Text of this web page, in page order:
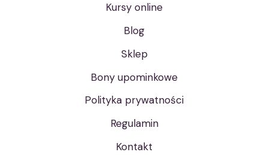
Kursy online
Blog
Sklep
Bony upominkowe
Polityka prywatności
Regulamin
Kontakt